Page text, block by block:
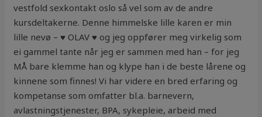
vestfold sexkontakt oslo så vel som av de andre
kursdeltakerne. Denne himmelske lille karen er min
lille nevø – ♥ OLAV ♥ og jeg oppfører meg virkelig som
ei gammel tante når jeg er sammen med han – for jeg
MÅ bare klemme han og klype han i de beste lårene og
kinnene som finnes! Vi har videre en bred erfaring og
kompetanse som omfatter bl.a. barnevern,
avlastningstjenester, BPA, sykepleie, arbeid med